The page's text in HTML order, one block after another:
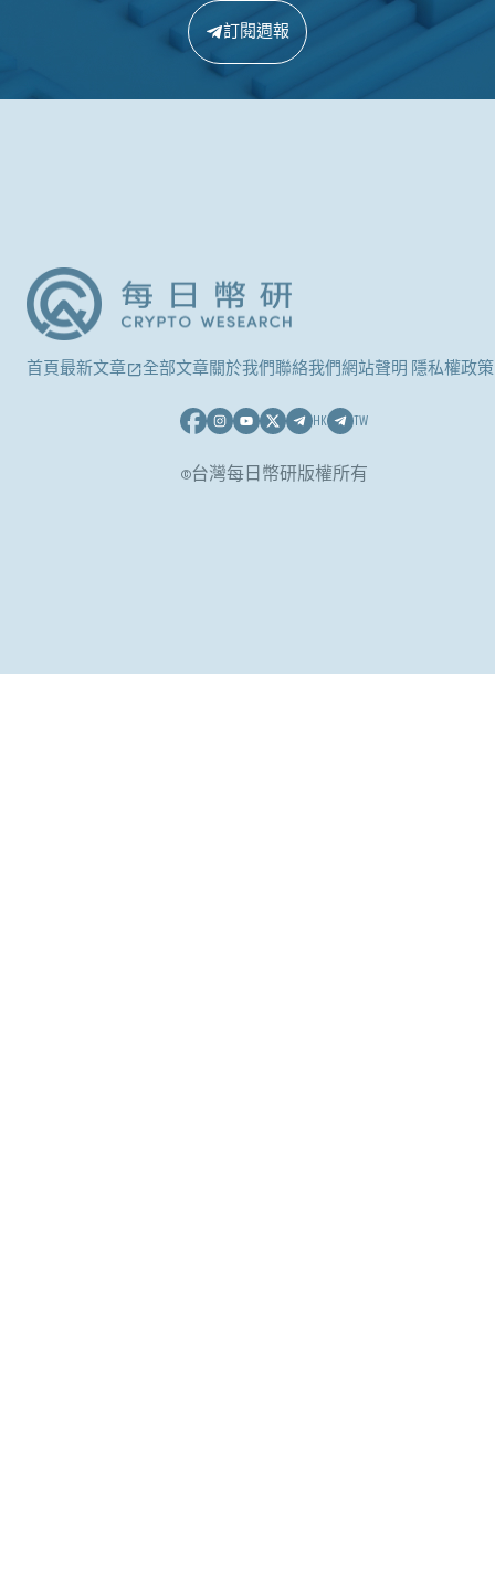
訂閱週報
首頁最新文章 全部文章關於我們聯絡我們網站聲明 隱私權政策
HK TW
©台灣每日幣研版權所有